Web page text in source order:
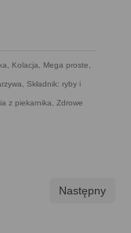
Kolacja Mega proste
Składnik: ryby i
z piekarnika Zdrowe
Następny